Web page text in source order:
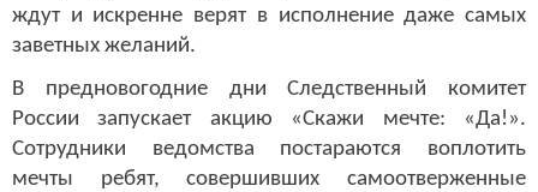
ждут и искренне верят в исполнение даже самых
заветных желаний.
В предновогодние дни Следственный комитет
России запускает акцию «Скажи мечте: «Да!».
Сотрудники ведомства постараются воплотить
мечты ребят, совершивших самоотверженные